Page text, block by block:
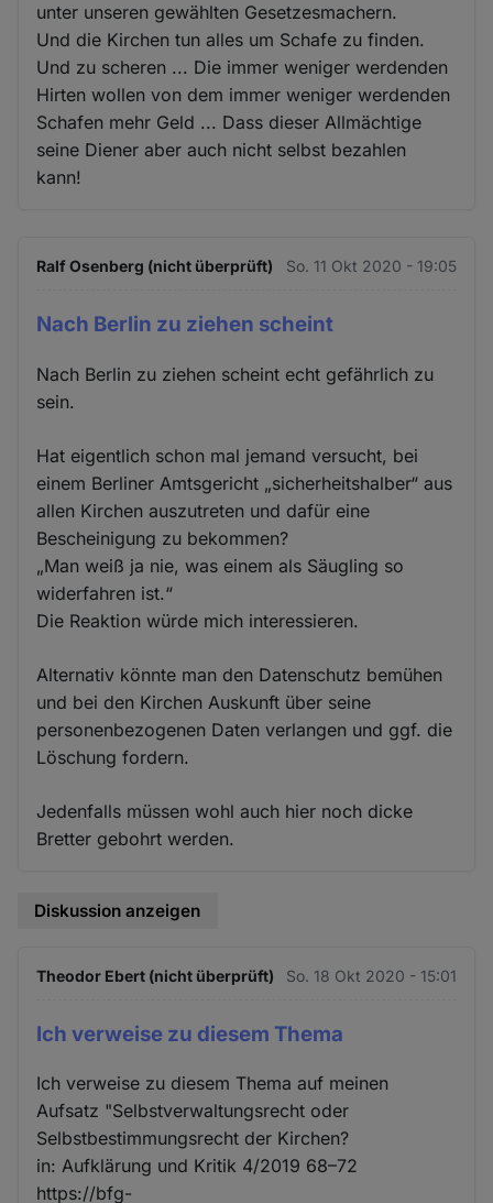
unter unseren gewählten Gesetzesmachern.
Und die Kirchen tun alles um Schafe zu finden.
Und zu scheren ... Die immer weniger werdenden
Hirten wollen von dem immer weniger werdenden
Schafen mehr Geld ... Dass dieser Allmächtige
seine Diener aber auch nicht selbst bezahlen
kann!
Ralf Osenberg (nicht überprüft) So. 11 Okt 2020 - 19:05
Nach Berlin zu ziehen scheint
Nach Berlin zu ziehen scheint echt gefährlich zu
sein.
Hat eigentlich schon mal jemand versucht, bei
einem Berliner Amtsgericht „sicherheitshalber“ aus
allen Kirchen auszutreten und dafür eine
Bescheinigung zu bekommen?
„Man weiß ja nie, was einem als Säugling so
widerfahren ist.“
Die Reaktion würde mich interessieren.
Alternativ könnte man den Datenschutz bemühen
und bei den Kirchen Auskunft über seine
personenbezogenen Daten verlangen und ggf. die
Löschung fordern.
Jedenfalls müssen wohl auch hier noch dicke
Bretter gebohrt werden.
Diskussion anzeigen
Theodor Ebert (nicht überprüft) So. 18 Okt 2020 - 15:01
Ich verweise zu diesem Thema
Ich verweise zu diesem Thema auf meinen
Aufsatz "Selbstverwaltungsrecht oder
Selbstbestimmungsrecht der Kirchen?
in: Aufklärung und Kritik 4/2019 68–72
https://bfg-